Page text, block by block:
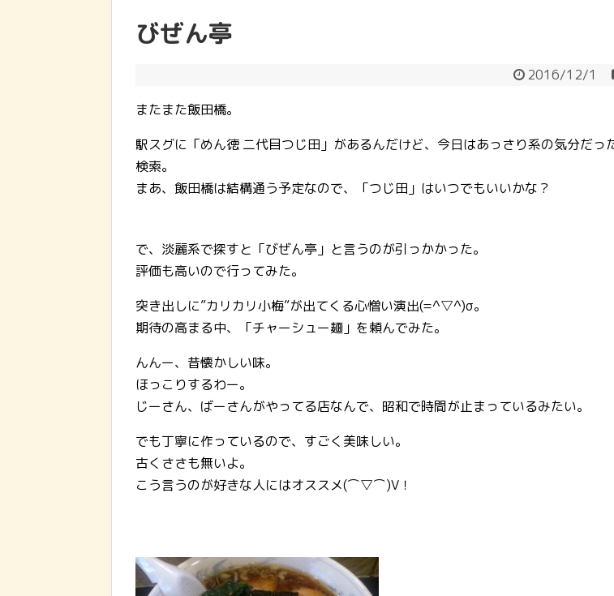
びぜん亭
2016/12/1
またまた飯田橋。
駅スグに「めん徳 二代目つじ田」があるんだけど、今日はあっさり系の気分だっ
検索。
まあ、飯田橋は結構通う予定なので、「つじ田」はいつでもいいかな？
で、淡麗系で探すと「びぜん亭」と言うのが引っかかった。
評価も高いので行ってみた。
突き出しに”カリカリ小梅”が出てくる心憎い演出(=^▽^)σ。
期待の高まる中、「チャーシュー麺」を頼んでみた。
んんー、昔懐かしい味。
ほっこりするわー。
じーさん、ばーさんがやってる店なんで、昭和で時間が止まっているみたい。
でも丁寧に作っているので、すごく美味しい。
古くささも無いよ。
こう言うのが好きな人にはオススメ(⌒▽⌒)V！